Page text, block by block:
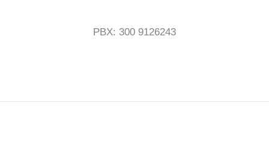
PBX: 300 9126243